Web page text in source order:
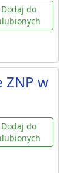
Dodaj do
w
Dodaj do